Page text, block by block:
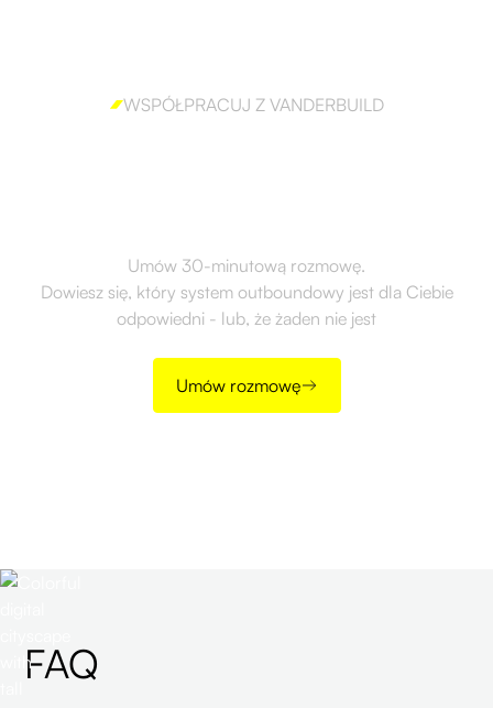
WSPÓŁPRACUJ Z VANDERBUILD
Umów 30-minutową rozmowę.
Dowiesz się, który system outboundowy jest dla Ciebie
odpowiedni - lub, że żaden nie jest
Umów rozmowę
FAQ